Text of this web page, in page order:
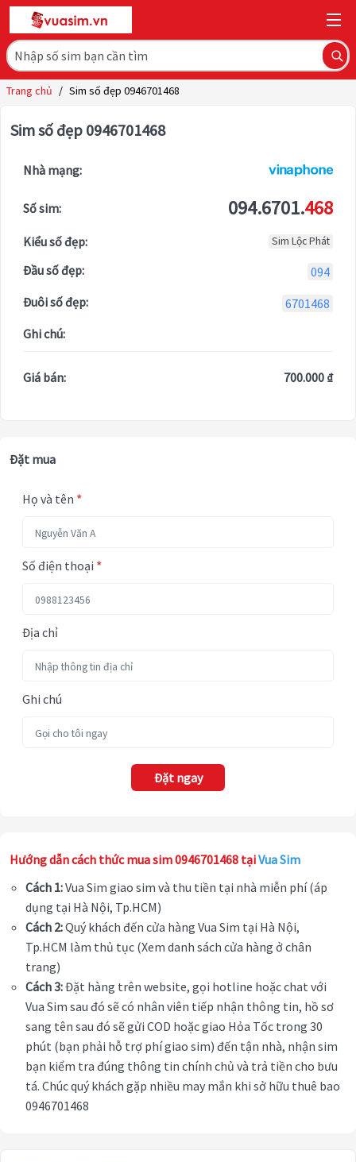
Trang chủ / Sim số đẹp 0946701468
Sim số đẹp 0946701468
Nhà mạng:
Số sim: 094.6701.468
Kiểu số đẹp: Sim Lộc Phát
Đầu số đẹp:
094
Đuôi số đẹp:
6701468
Ghi chú:
Giá bán: 700.000 ₫
Đặt mua
Họ và tên *
Số điện thoại *
Địa chỉ
Ghi chú
Đặt ngay
Hướng dẫn cách thức mua sim 0946701468 tạiVua Sim
Cách 1:Vua Sim giao sim và thu tiền tại nhà miễn phí (áp
dụng tại Hà Nội, Tp.HCM)
Cách 2:Quý khách đến cửa hàng Vua Sim tại Hà Nội,
Tp.HCM làm thủ tục (Xem danh sách cửa hàng ở chân
trang)
Cách 3:Đặt hàng trên website, gọi hotline hoặc chat với
Vua Sim sau đó sẽ có nhân viên tiếp nhận thông tin, hồ sơ
sang tên sau đó sẽ gửi COD hoặc giao Hỏa Tốc trong 30
phút (bạn phải hỗ trợ phí giao sim) đến tận nhà, nhận sim
bạn kiểm tra đúng thông tin chính chủ và trả tiền cho bưu
tá. Chúc quý khách gặp nhiều may mắn khi sở hữu thuê bao
0946701468